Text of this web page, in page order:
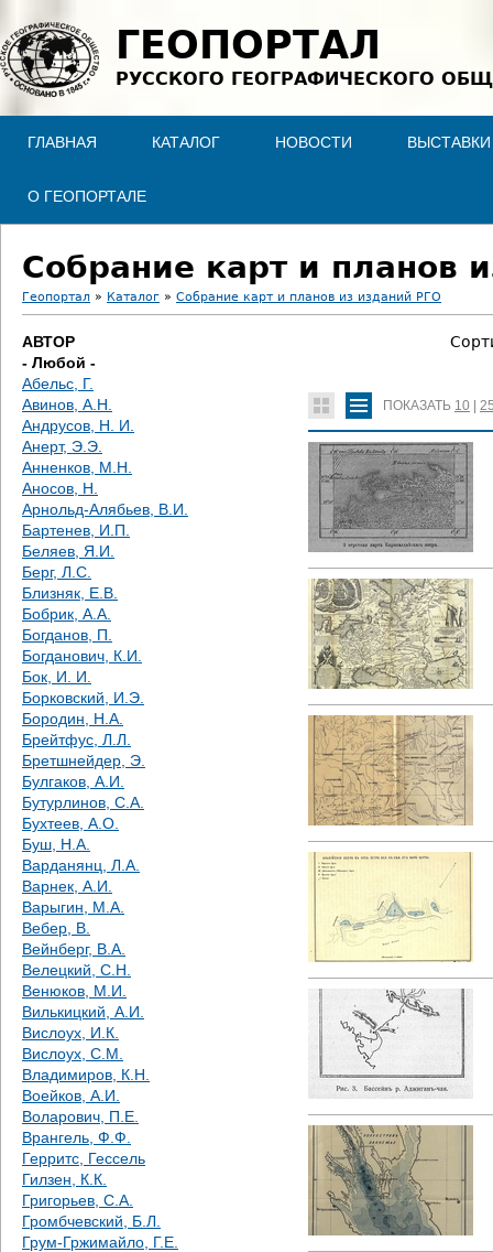
ГЕОПОРТАЛ
РУССКОГО ГЕОГРАФИЧЕСКОГО
ГЛАВНАЯ КАТАЛОГ НОВОСТИ ВЫСТАВКИ
О ГЕОПОРТАЛЕ
Собрание карт и планов
В
ы
з
д
е
с
ь
Геопортал » Каталог » Собрание карт и планов из изданий РГО
АВТОР
- Любой -
Абельс, Г.
Авинов, А.Н.
Андрусов, Н. И.
Анерт, Э.Э.
Анненков, М.Н.
Аносов, Н.
Арнольд-Алябьев, В.И.
Бартенев, И.П.
Беляев, Я.И.
Берг, Л.С.
Близняк, Е.В.
Бобрик, А.А.
Богданов, П.
Богданович, К.И.
Бок, И. И.
Борковский, И.Э.
Бородин, Н.А.
Брейтфус, Л.Л.
Бретшнейдер, Э.
Булгаков, А.И.
Бутурлинов, С.А.
Бухтеев, А.О.
Буш, Н.А.
Варданянц, Л.А.
Варнек, А.И.
Варыгин, М.А.
Вебер, В.
Вейнберг, В.А.
Велецкий, С.Н.
Венюков, М.И.
Вилькицкий, А.И.
Вислоух, И.К.
Вислоух, С.М.
Владимиров, К.Н.
Воейков, А.И.
Воларович, П.Е.
Врангель, Ф.Ф.
Герритс, Гессель
Гилзен, К.К.
Григорьев, С.А.
Громбчевский, Б.Л.
Грум-Гржимайло, Г.Е.
ПОКАЗАТЬ 10